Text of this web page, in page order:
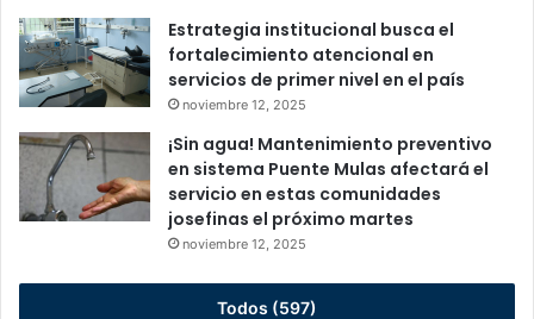
Estrategia institucional busca el
fortalecimiento atencional en
servicios de primer nivel en el país
noviembre 12, 2025
¡Sin agua! Mantenimiento preventivo
en sistema Puente Mulas afectará el
servicio en estas comunidades
josefinas el próximo martes
noviembre 12, 2025
Todos (597)